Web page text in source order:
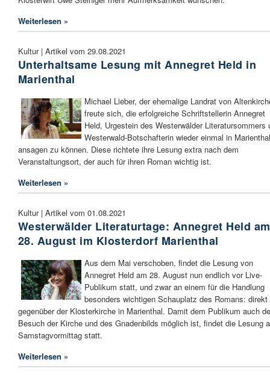
Weiterlesen »
Kultur | Artikel vom 29.08.2021
Unterhaltsame Lesung mit Annegret Held in
Marienthal
Michael Lieber, der ehemalige Landrat von
freute sich, die erfolgreiche Schriftstellerin Annegret
Held, Urgestein des Westerwälder Literatursommers
Westerwald-Botschafterin wieder einmal in Marienthal
ansagen zu können. Diese richtete ihre Lesung extra nach dem
Veranstaltungsort, der auch für ihren Roman wichtig ist.
Weiterlesen »
Kultur | Artikel vom 01.08.2021
Westerwälder Literaturtage: Annegret Held am
28. August im Klosterdorf Marienthal
Aus dem Mai verschoben, findet die Lesung von
Annegret Held am 28. August nun endlich vor Live-
Publikum statt, und zwar an einem für die Handlung
besonders wichtigen Schauplatz des Romans: direkt
gegenüber der Klosterkirche in Marienthal. Damit dem Publikum auch
Besuch der Kirche und des Gnadenbilds möglich ist, findet die Lesung
Samstagvormittag statt.
Weiterlesen »